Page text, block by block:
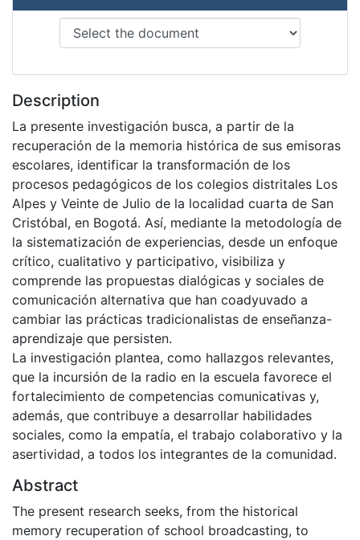
Description
La presente investigación busca, a partir de la
recuperación de la memoria histórica de sus emisoras
escolares, identificar la transformación de los
procesos pedagógicos de los colegios distritales Los
Alpes y Veinte de Julio de la localidad cuarta de San
Cristóbal, en Bogotá. Así, mediante la metodología de
la sistematización de experiencias, desde un enfoque
crítico, cualitativo y participativo, visibiliza y
comprende las propuestas dialógicas y sociales de
comunicación alternativa que han coadyuvado a
cambiar las prácticas tradicionalistas de enseñanza-
aprendizaje que persisten.
La investigación plantea, como hallazgos relevantes,
que la incursión de la radio en la escuela favorece el
fortalecimiento de competencias comunicativas y,
además, que contribuye a desarrollar habilidades
sociales, como la empatía, el trabajo colaborativo y la
asertividad, a todos los integrantes de la comunidad.
Abstract
The present research seeks, from the historical
memory recuperation of school broadcasting, to